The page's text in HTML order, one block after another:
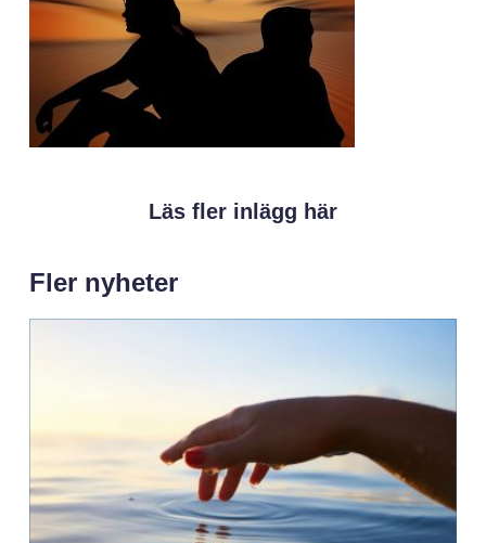
Läs fler inlägg här
Fler nyheter